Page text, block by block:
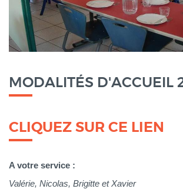
MODALITÉS D'ACCUEIL
CLIQUEZ SUR CE LIEN
A votre service :
Valérie, Nicolas, Brigitte et Xavier